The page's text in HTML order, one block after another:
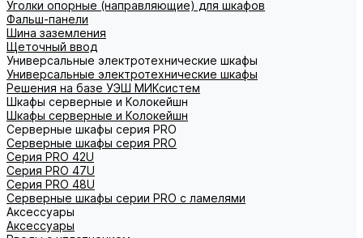
Уголки опорные (направляющие) для шкафов
Фальш-панели
Шина заземления
Щеточный ввод
Универсальные электротехнические шкафы
Универсальные электротехнические шкафы
Решения на базе УЭШ МИКсистем
Шкафы серверные и Колокейшн
Шкафы серверные и Колокейшн
Серверные шкафы серия PRO
Серверные шкафы серия PRO
Серия PRO 42U
Серия PRO 47U
Серия PRO 48U
Серверные шкафы серии PRO с ламелями
Аксессуары
Аксессуары